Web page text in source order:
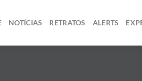
NOTÍCIAS RETRATOS ALERTS